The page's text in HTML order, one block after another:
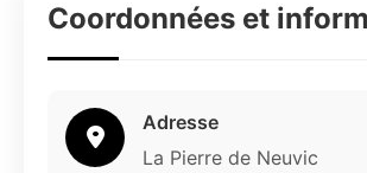
Coordonnées et
Adresse
La Pierre de Neuvic